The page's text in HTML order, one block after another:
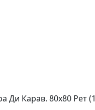
Карав. 80х80 Рет